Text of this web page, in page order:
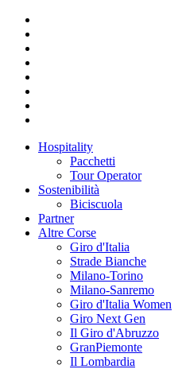
Hospitality
Pacchetti
Tour Operator
Sostenibilità
Biciscuola
Partner
Altre Corse
Giro d'Italia
Strade Bianche
Milano-Torino
Milano-Sanremo
Giro d'Italia Women
Giro Next Gen
Il Giro d'Abruzzo
GranPiemonte
Il Lombardia